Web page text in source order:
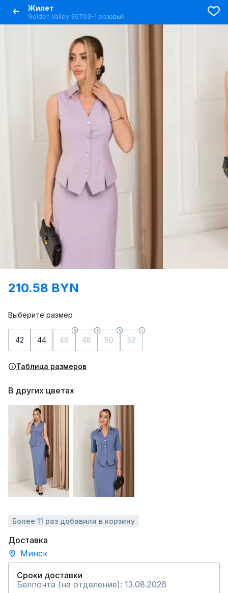
Жилет
Golden Valley 36703-1 розовый
210.58 BYN
Выберите размер
42 44 46 48 50 52
Таблица размеров
В других цветах
Более 11 раз добавили в корзину
Доставка
Минск
Сроки доставки
Белпочта (на отделение): 13.08.2026